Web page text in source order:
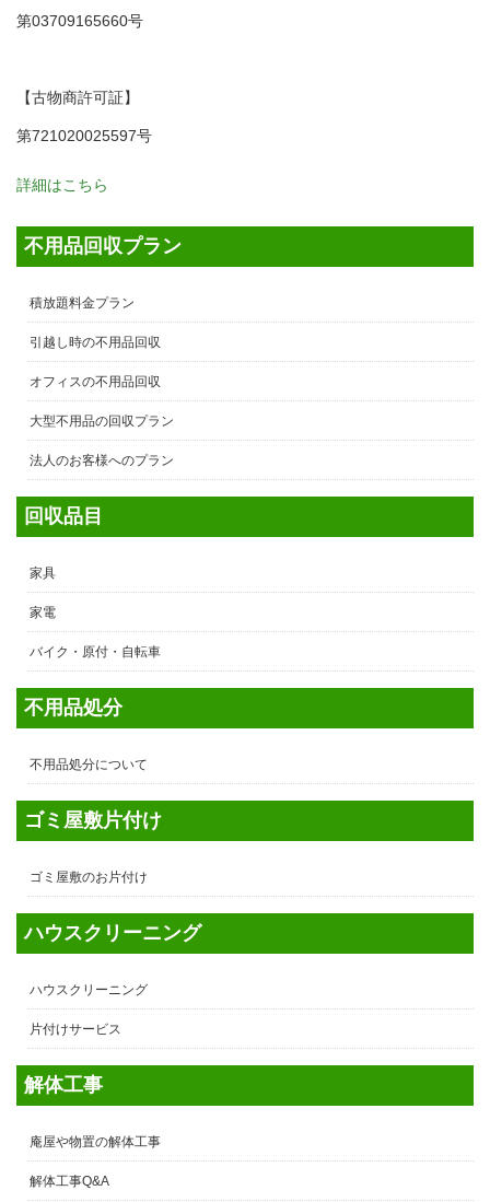
第03709165660号
【古物商許可証】
第721020025597号
詳細はこちら
不用品回収プラン
積放題料金プラン
引越し時の不用品回収
オフィスの不用品回収
大型不用品の回収プラン
法人のお客様へのプラン
回収品目
家具
家電
バイク・原付・自転車
不用品処分
不用品処分について
ゴミ屋敷片付け
ゴミ屋敷のお片付け
ハウスクリーニング
ハウスクリーニング
片付けサービス
解体工事
庵屋や物置の解体工事
解体工事Q&A